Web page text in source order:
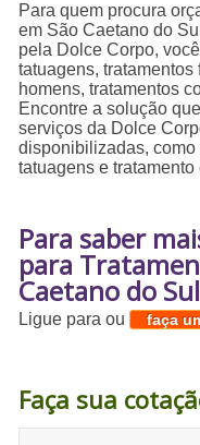
Para quem procura
em São Caetano do
pela Dolce Corpo,
tatuagens,
homens, tratamentos
Encontre a solução
serviços da Dolce
disponibilizadas,
tatuagens e
Para saber
para
Caetano do Sul
Ligue paraou faça
Faça sua